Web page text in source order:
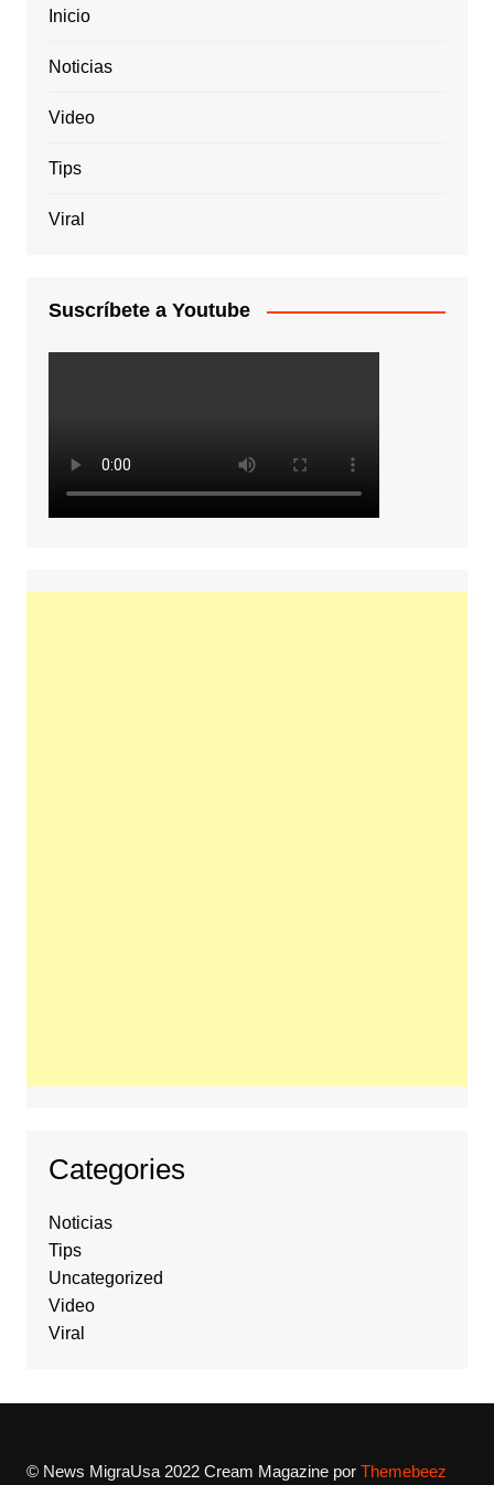
Inicio
Noticias
Video
Tips
Viral
Suscríbete a Youtube
Categories
Noticias
Tips
Uncategorized
Video
Viral
© News MigraUsa 2022Cream Magazine por Themebeez